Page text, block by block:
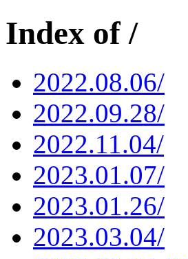
Index of /
2022.08.06/
2022.09.28/
2022.11.04/
2023.01.07/
2023.01.26/
2023.03.04/